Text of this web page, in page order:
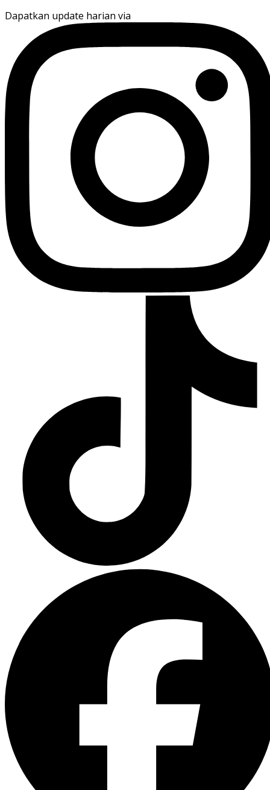
Dapatkan update harian via